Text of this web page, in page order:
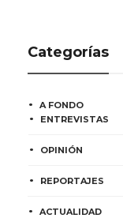
Categorías
A FONDO
ENTREVISTAS
OPINIÓN
REPORTAJES
ACTUALIDAD